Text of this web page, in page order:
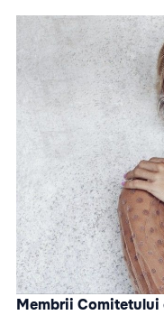
Membrii Comitetului